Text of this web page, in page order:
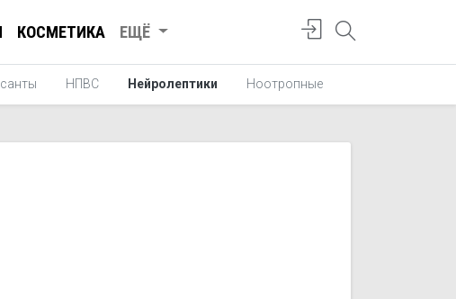
КОСМЕТИКА ЕЩЁ
НПВС Нейролептики Ноотропные